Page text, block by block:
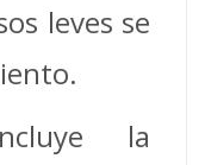
leves se
la